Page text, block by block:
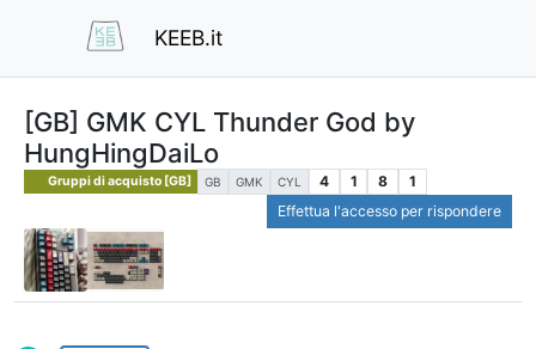
KEEB.it
[GB] GMK CYL Thunder God by
HungHingDaiLo
Gruppi di acquisto [GB] GB GMK CYL 4 1 8
1
Effettua l'accesso per rispondere